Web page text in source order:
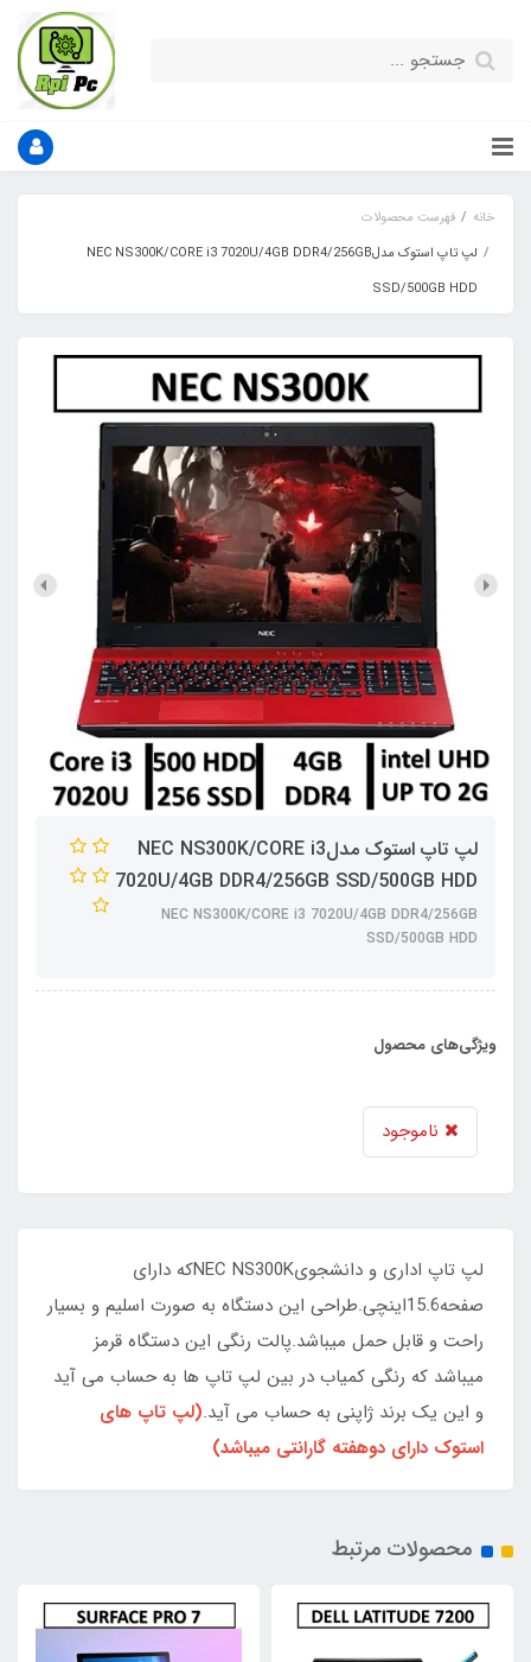
خانه
فهرست محصولات
لپ تاپ استوک مدلNEC NS300K/CORE i3 7020U/4GB DDR4/256GB
SSD/500GB HDD
لپ تاپ استوک مدلNEC NS300K/CORE i3
7020U/4GB DDR4/256GB SSD/500GB HDD
NEC NS300K/CORE i3 7020U/4GB DDR4/256GB
SSD/500GB HDD
ویژگی‌های محصول
ناموجود
لپ تاپ اداری و دانشجویNEC NS300Kکه دارای
صفحه15.6اینچی.طراحی این دستگاه به صورت اسلیم و بسیار
راحت و قابل حمل میباشد.پالت رنگی این دستگاه قرمز
میباشد که رنگی کمیاب در بین لپ تاپ ها به حساب می آید
و این یک برند ژاپنی به حساب می آید.(لپ تاپ های
استوک دارای دوهفته گارانتی میباشد)
محصولات مرتبط